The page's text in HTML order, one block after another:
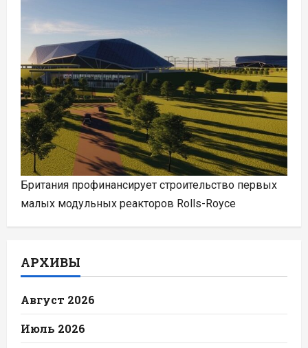
Британия профинансирует строительство первых
малых модульных реакторов Rolls-Royce
АРХИВЫ
Август 2026
Июль 2026